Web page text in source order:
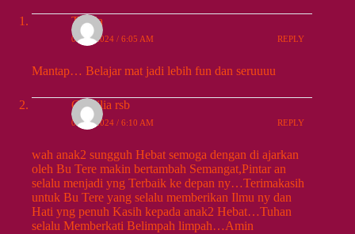
Tarida
09/13/2024 / 6:05 AM REPLY
Mantap… Belajar mat jadi lebih fun dan seruuuu
Caecilia rsb
09/13/2024 / 6:10 AM REPLY
wah anak2 sungguh Hebat semoga dengan di ajarkan
oleh Bu Tere makin bertambah Semangat,Pintar an
selalu menjadi yng Terbaik ke depan ny…Terimakasih
untuk Bu Tere yang selalu memberikan Ilmu ny dan
Hati yng penuh Kasih kepada anak2 Hebat…Tuhan
selalu Memberkati Belimpah limpah…Amin